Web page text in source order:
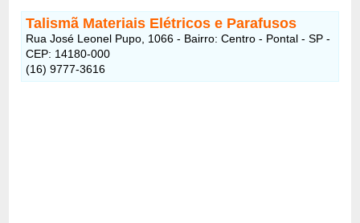
Talismã Materiais Elétricos e Parafusos
Rua José Leonel Pupo, 1066 - Bairro: Centro - Pontal - SP -
CEP: 14180-000
(16) 9777-3616